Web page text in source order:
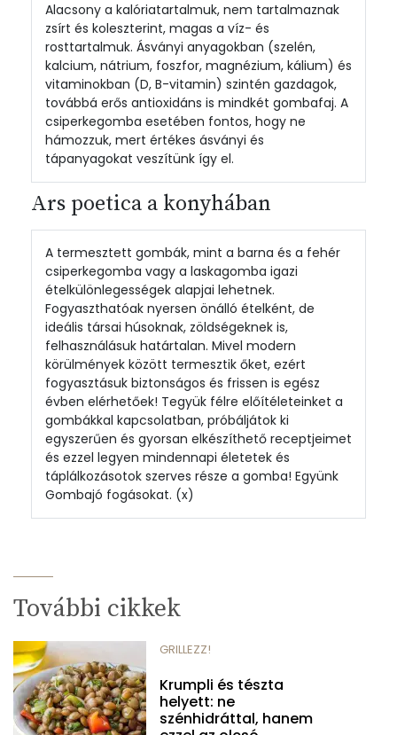
Alacsony a kalóriatartalmuk, nem tartalmaznak
zsírt és koleszterint, magas a víz- és
rosttartalmuk. Ásványi anyagokban (szelén,
kalcium, nátrium, foszfor, magnézium, kálium) és
vitaminokban (D, B-vitamin) szintén gazdagok,
továbbá erős antioxidáns is mindkét gombafaj. A
csiperkegomba esetében fontos, hogy ne
hámozzuk, mert értékes ásványi és
tápanyagokat veszítünk így el.
Ars poetica a konyhában
A termesztett gombák, mint a barna és a fehér
csiperkegomba vagy a laskagomba igazi
ételkülönlegességek alapjai lehetnek.
Fogyaszthatóak nyersen önálló ételként, de
ideális társai húsoknak, zöldségeknek is,
felhasználásuk határtalan. Mivel modern
körülmények között termesztik őket, ezért
fogyasztásuk biztonságos és frissen is egész
évben elérhetőek! Tegyük félre előítéleteinket a
gombákkal kapcsolatban, próbáljátok ki
egyszerűen és gyorsan elkészíthető receptjeimet
és ezzel legyen mindennapi életetek és
táplálkozásotok szerves része a gomba! Együnk
Gombajó fogásokat. (x)
További cikkek
GRILLEZZ!
Krumpli és tészta
helyett: ne
szénhidráttal, hanem